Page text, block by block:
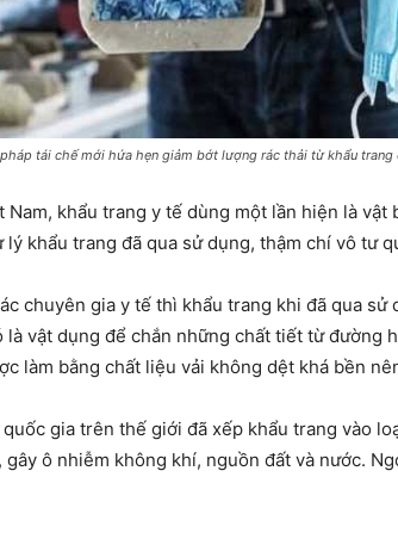
tái chế mới hứa hẹn giảm bớt lượng rác thải từ khẩu trang
Nam, khẩu trang y tế dùng một lần hiện là
lý khẩu trang đã qua sử dụng, thậm chí vô tư
chuyên gia y tế thì khẩu trang khi đã qua
là vật dụng để chắn những chất tiết từ đường
làm bằng chất liệu vải không dệt khá bền
gia trên thế giới đã xếp khẩu trang vào
gây ô nhiễm không khí, nguồn đất và nước.